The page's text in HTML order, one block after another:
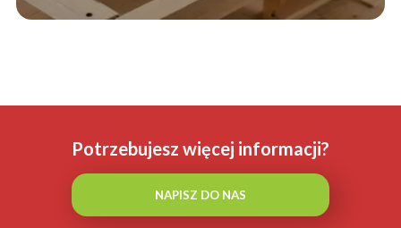
Potrzebujesz więcej informacji?
NAPISZ DO NAS